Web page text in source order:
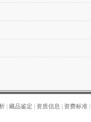
藏品鉴定 资质信息 资费标准